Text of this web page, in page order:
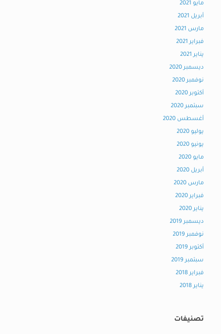
مايو 2021
أبريل 2021
مارس 2021
فبراير 2021
يناير 2021
ديسمبر 2020
نوفمبر 2020
أكتوبر 2020
سبتمبر 2020
أغسطس 2020
يوليو 2020
يونيو 2020
مايو 2020
أبريل 2020
مارس 2020
فبراير 2020
يناير 2020
ديسمبر 2019
نوفمبر 2019
أكتوبر 2019
سبتمبر 2019
فبراير 2018
يناير 2018
تصنيفات